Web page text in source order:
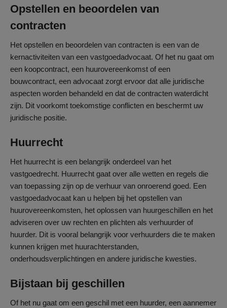
Opstellen en beoordelen van
contracten
Het opstellen en beoordelen van contracten is een van de
kernactiviteiten van een vastgoedadvocaat. Of het nu gaat om
een koopcontract, een huurovereenkomst of een
bouwcontract, een advocaat zorgt ervoor dat alle juridische
aspecten worden behandeld en dat de contracten waterdicht
zijn. Dit voorkomt toekomstige conflicten en beschermt uw
juridische positie.
Huurrecht
Het huurrecht is een belangrijk onderdeel van het
vastgoedrecht. Huurrecht gaat over alle wetten en regels die
van toepassing zijn op de verhuur van onroerend goed. Een
vastgoedadvocaat kan u helpen bij het opstellen van
huurovereenkomsten, het oplossen van huurgeschillen en het
adviseren over uw rechten en plichten als verhuurder of
huurder. Dit is vooral belangrijk voor verhuurders die te maken
kunnen krijgen met huurachterstanden,
onderhoudsverplichtingen en andere juridische kwesties.
Bijstaan bij geschillen
Of het nu gaat om een geschil met een huurder, een aannemer